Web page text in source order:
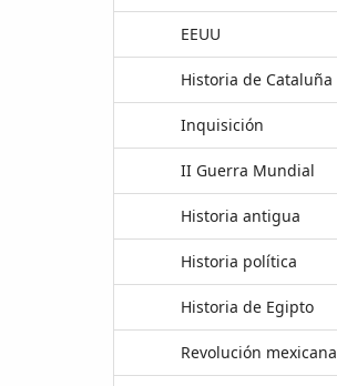
EEUU
Historia de Cataluña
Inquisición
II Guerra Mundial
Historia antigua
Historia política
Historia de Egipto
Revolución mexicana